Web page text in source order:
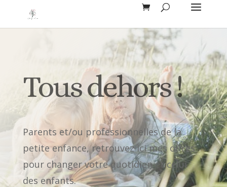
Tous dehors !
Parents et/ou professionnelles de la
petite enfance, retrouvez ici mes offres
pour changer votre quotidien et celui
des enfants.